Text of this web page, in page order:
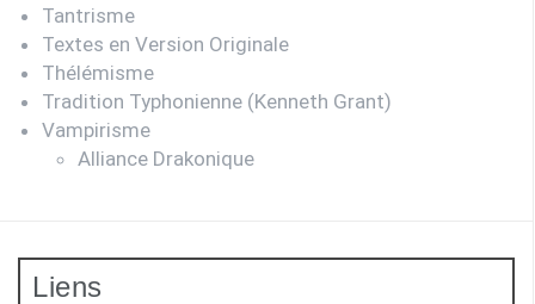
Tantrisme
Textes en Version Originale
Thélémisme
Tradition Typhonienne (Kenneth Grant)
Vampirisme
Alliance Drakonique
Liens